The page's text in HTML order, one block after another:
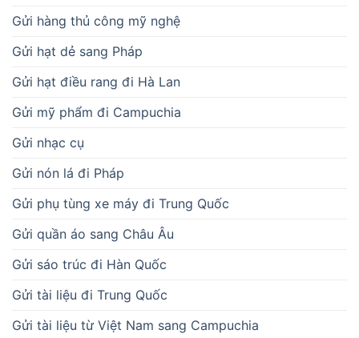
Gửi hàng thủ công mỹ nghệ
Gửi hạt dẻ sang Pháp
Gửi hạt điều rang đi Hà Lan
Gửi mỹ phẩm đi Campuchia
Gửi nhạc cụ
Gửi nón lá đi Pháp
Gửi phụ tùng xe máy đi Trung Quốc
Gửi quần áo sang Châu Âu
Gửi sáo trúc đi Hàn Quốc
Gửi tài liệu đi Trung Quốc
Gửi tài liệu từ Việt Nam sang Campuchia